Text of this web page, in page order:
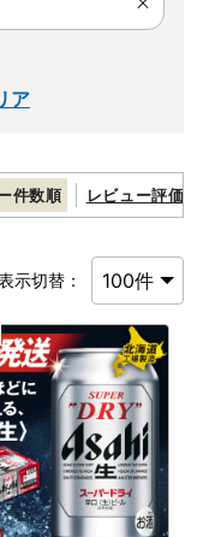
ア
件数順 レビュー評価順
示切替：